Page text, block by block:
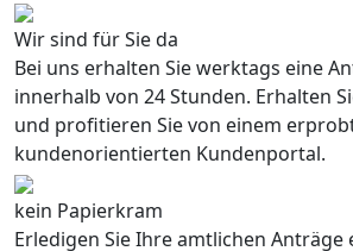
Wir sind für Sie da
Bei uns erhalten Sie werktags eine
innerhalb von 24 Stunden. Erhalten
und profitieren Sie von einem
kundenorientierten Kundenportal.
kein Papierkram
Erledigen Sie Ihre amtlichen Anträge